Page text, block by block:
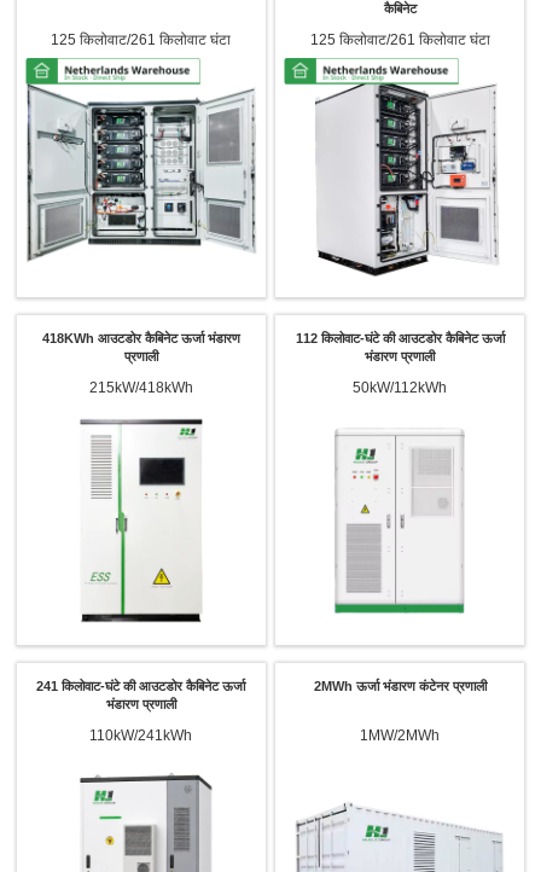
125 किलोवाट/261 किलोवाट घंटा
कैबिनेट
125 किलोवाट/261 किलोवाट घंटा
418KWh आउटडोर कैबिनेट ऊर्जा भंडारण
प्रणाली
215kW/418kWh
112 किलोवाट-घंटे की आउटडोर कैबिनेट ऊर्जा
भंडारण प्रणाली
50kW/112kWh
241 किलोवाट-घंटे की आउटडोर कैबिनेट ऊर्जा
भंडारण प्रणाली
110kW/241kWh
2MWh ऊर्जा भंडारण कंटेनर प्रणाली
1MW/2MWh